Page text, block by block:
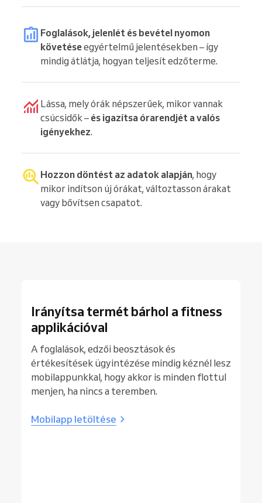
Foglalások, jelenlét és bevétel nyomon
követéseegyértelmű jelentésekben – így
mindig átlátja, hogyan teljesít edzőterme.
Lássa, mely órák népszerűek, mikor vannak
csúcsidők – és igazítsa órarendjét a valós
igényekhez.
Hozzon döntést az adatok alapján, hogy
mikor indítson új órákat, változtasson árakat
vagy bővítsen csapatot.
Irányítsa termét bárhol a fitness
applikációval
A foglalások, edzői beosztások és
értékesítések ügyintézése mindig kéznél lesz
mobilappunkkal, hogy akkor is minden flottul
menjen, ha nincs a teremben.
Mobilapp letöltése